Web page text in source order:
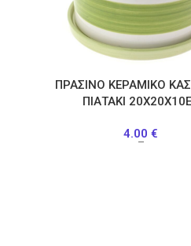
ΠΡΑΣΙΝΟ ΚΕΡΑΜΙΚΟ
ΠΙΑΤΑΚΙ
4.00€
–